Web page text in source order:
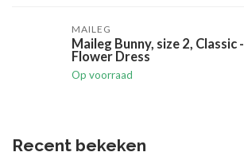
MAILEG
Maileg Bunny, size 2, Classic -
Flower Dress
Op voorraad
Recent bekeken